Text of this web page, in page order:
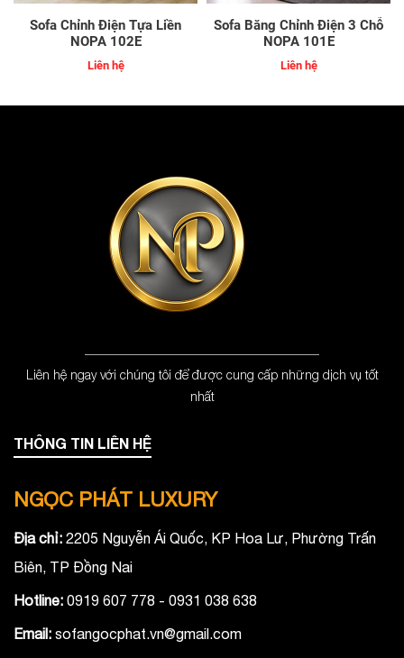
Sofa Chỉnh Điện Tựa Liền
NOPA 102E
Liên hệ
Sofa Băng Chỉnh Điện 3 Chỗ
NOPA 101E
Liên hệ
Liên hệ ngay với chúng tôi để được cung cấp những dịch vụ tốt
nhất
THÔNG TIN LIÊN HỆ
NGỌC PHÁT LUXURY
Địa chỉ: 2205 Nguyễn Ái Quốc, KP Hoa Lư, Phường Trấn
Biên, TP Đồng Nai
Hotline: 0919 607 778 - 0931 038 638
Email: sofangocphat.vn@gmail.com